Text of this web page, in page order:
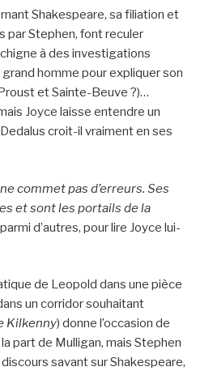
Shakespeare, sa filiation et
par Stephen, font reculer
à des investigations
grand homme pour expliquer son
et Sainte-Beuve ?)…
Joyce laisse entendre un
croit-il vraiment en ses
commet pas d’erreurs. Ses
et sont les portails de la
d’autres, pour lire Joyce lui-
de Leopold dans une pièce
un corridor souhaitant
Kilkenny) donne l’occasion de
part de Mulligan, mais Stephen
savant sur Shakespeare,